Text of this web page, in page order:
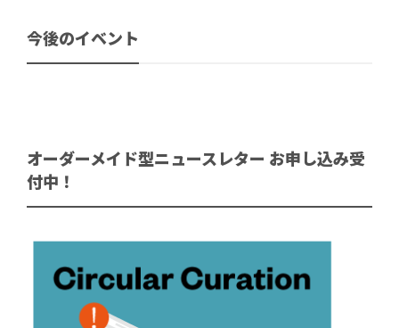
今後のイベント
オーダーメイド型ニュースレター お申し込み受
付中！